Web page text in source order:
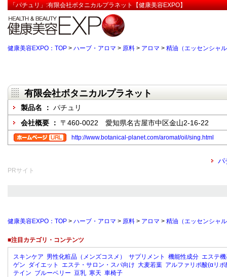
「パチュリ」:有限会社ボタニカルプラネット【健康美容EXPO】
健康美容EXPO：TOP > ハーブ・アロマ > 原料 > アロマ > 精油（エッセンシャ
有限会社ボタニカルプラネット
製品名 ： パチュリ
会社概要 ： 〒460-0022 愛知県名古屋市中区金山2-16-22
http://www.botanical-planet.com/aromat/oil/sing.html
パ
PRサイト
健康美容EXPO：TOP > ハーブ・アロマ > 原料 > アロマ > 精油（エッセンシャ
■注目カテゴリ・コンテンツ
スキンケア 男性化粧品（メンズコスメ） サプリメント 機能性成分 エステ
ゲン ダイエット エステ・サロン・スパ向け 大麦若葉 アルファリポ酸(αリポ
テイン ブルーベリー 豆乳 寒天 車椅子